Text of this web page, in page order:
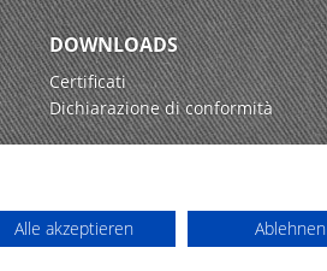
DOWNLOADS
Certificati
Dichiarazione di conformità
Alle akzeptieren Ablehnen